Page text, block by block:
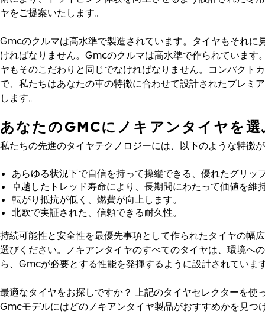
ヤをご提案いたします。
Gmcのクルマは高水準で製造されています。タイヤもそれに
ければなりません。Gmcのクルマは高水準で作られています
ヤもそのこだわりと同じでなければなりません。コンパクト
で、私たちはあなたの車の特徴に合わせて設計されたプレミ
します。
あなたのGMCにノキアンタイヤを選
私たちの先進のタイヤテクノロジーには、以下のような特徴
あらゆる状況下で自信を持って操縦できる、優れたグリッ
卓越したトレッド寿命により、長期間にわたって価値を維
転がり抵抗が低く、燃費が向上します。
北欧で実証された、信頼できる耐久性。
持続可能性と安全性を最優先事項として作られたタイヤの幅
選びください。ノキアンタイヤのすべてのタイヤは、環境へ
ら、Gmcが必要とする性能を発揮するように設計されていま
最適なタイヤをお探しですか？
上記のタイヤセレクターを使
Gmcモデルにはどのノキアンタイヤ製品がおすすめかを見つ